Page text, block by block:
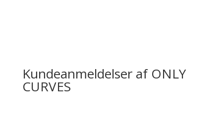
Kundeanmeldelser af ONLY
CURVES